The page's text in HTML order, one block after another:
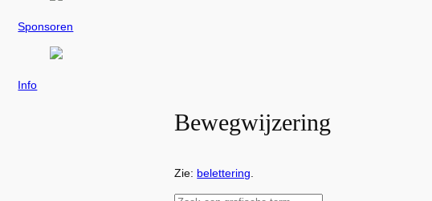
Sponsoren
Info
Bewegwijzering
Zie: belettering